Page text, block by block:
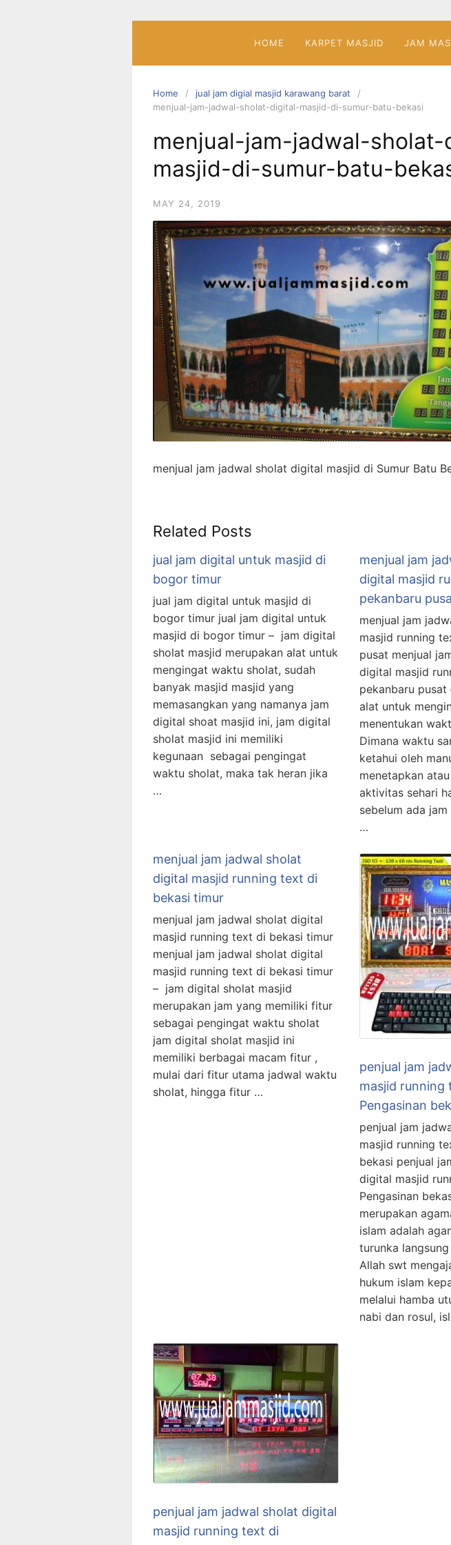
HOME KARPET MASJID JAM
Home
jual jam digial masjid karawang barat
menjual-jam-jadwal-sholat-digital-masjid-di-sumur-batu-bekasi
menjual-jam-jadwal-
masjid-di-sumur-batu-
MAY 24, 2019
menjual jam jadwal sholat digital masjid di Sumur Batu
Related Posts
jual jam digital untuk masjid di
bogor timur
jual jam digital untuk masjid di
bogor timur jual jam digital untuk
masjid di bogor timur – jam digital
sholat masjid merupakan alat untuk
mengingat waktu sholat, sudah
banyak masjid masjid yang
memasangkan yang namanya jam
digital shoat masjid ini, jam digital
sholat masjid ini memiliki
kegunaan sebagai pengingat
waktu sholat, maka tak heran jika
…
menjual jam
digital masjid
pekanbaru
menjual jam
masjid running
pusat menjual
digital masjid
pekanbaru
alat untuk
menentukan
Dimana waktu
ketahui oleh
menetapkan
aktivitas sehari
sebelum ada
…
menjual jam jadwal sholat
digital masjid running text di
bekasi timur
menjual jam jadwal sholat digital
masjid running text di bekasi timur
menjual jam jadwal sholat digital
masjid running text di bekasi timur
– jam digital sholat masjid
merupakan jam yang memiliki fitur
sebagai pengingat waktu sholat
jam digital sholat masjid ini
memiliki berbagai macam fitur ,
mulai dari fitur utama jadwal waktu
sholat, hingga fitur …
penjual jam
masjid running
Pengasinan
penjual jam
masjid running
bekasi penjual
digital masjid
Pengasinan
merupakan
islam adalah
turunka
Allah swt
hukum islam
melalui hamba
nabi dan rosul,
penjual jam jadwal sholat digital
masjid running text di